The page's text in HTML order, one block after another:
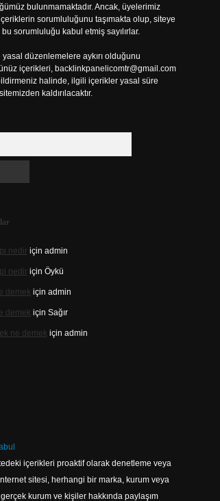
bulunmamaktadır. Ancak, üyelerimiz
içeriklerin sorumluluğunu taşımakta olup, siteye
sorumluluğu kabul etmiş sayılırlar.
yasal düzenlemelere aykırı olduğunu
içerikleri, backlinkpanelicomtr@gmail.com
halinde, ilgili içerikler yasal süre
kaldırılacaktır.
nediriçin admin
nediriçin Öykü
demek için admin
demek için Sağır
ne demek için admin
içerikleri proaktif olarak denetleme veya
sitesi, herhangi bir marka, kurum veya
kurum ve kişiler hakkında paylaşım